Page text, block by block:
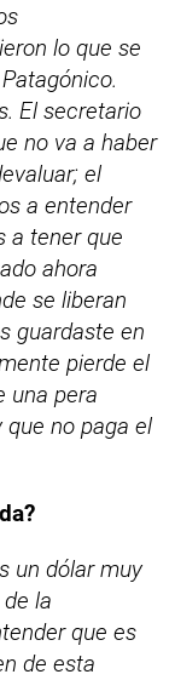
lo que se
El secretario
no va a haber
el
a entender
a tener que
ahora
se liberan
guardaste en
pierde el
una pera
no paga el
un dólar muy
la
que es
de esta